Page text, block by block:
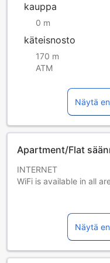
kauppa
0 m
käteisnosto
170 m
ATM
Näytä
Apartment/Flat
INTERNET
WiFi is available in all
Public parking is
is not possible) and
PETS
Näytä